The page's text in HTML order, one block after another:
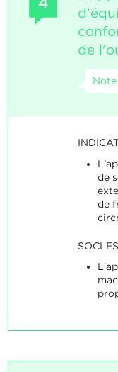
de
Note
de
de
SOCLES